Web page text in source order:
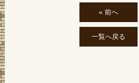
« 前へ
一覧へ戻る